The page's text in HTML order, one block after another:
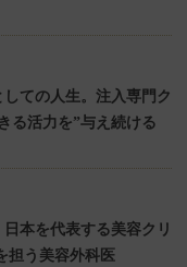
ての人生。 注入専門ク
る活力を”与え続ける
本を代表する美容クリ
担う美容外科医